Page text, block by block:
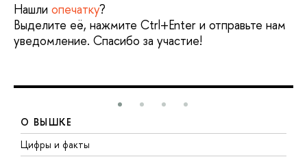
Нашли опечатку?
Выделите её, нажмите Ctrl+Enter и отправьте нам
уведомление. Спасибо за участие!
О ВЫШКЕ
Цифры и факты